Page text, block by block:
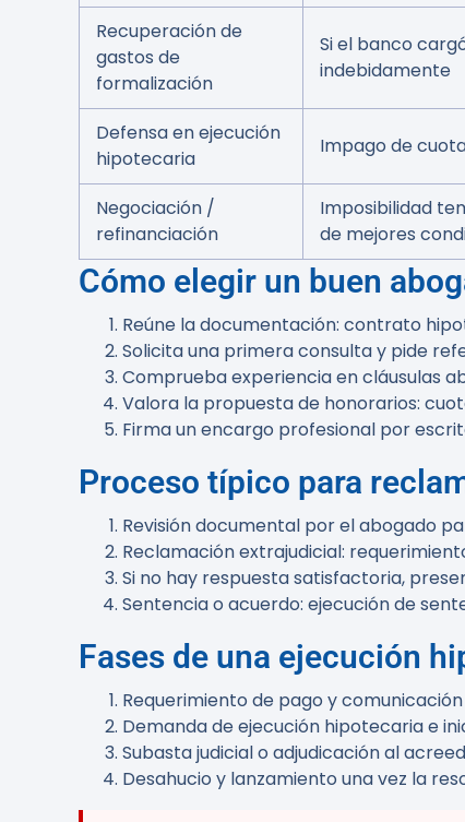
Recuperación de
gastos de
formalización
Si el banco
indebidamente
Defensa en ejecución
hipotecaria
Impago de
Negociación /
refinanciación
Imposibilidad
de mejores
Cómo elegir un buen
Reúne la documentación: contrato
Solicita una primera consulta y pide
Comprueba experiencia en cláusulas
Valora la propuesta de honorarios:
Firma un encargo profesional por
Proceso típico para
Revisión documental por el abogado
Reclamación extrajudicial:
Si no hay respuesta satisfactoria,
Sentencia o acuerdo: ejecución de
Fases de una ejecución
Requerimiento de pago y
Demanda de ejecución hipotecaria e
Subasta judicial o adjudicación al
Desahucio y lanzamiento una vez la